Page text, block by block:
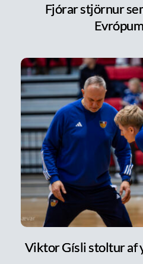
Fjórar stjörnur
Viktor Gísli stoltur af